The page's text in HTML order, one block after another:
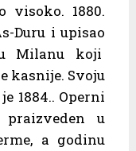
visoko. 1880.
Duru i upisao
Milanu koji
kasnije. Svoju
1884.. Operni
u
a godinu